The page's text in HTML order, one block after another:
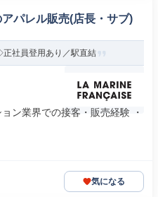
パレル販売(店長・サブ)
社員登用あり／駅直結
ン業界での接客・販売経験 ・
気になる